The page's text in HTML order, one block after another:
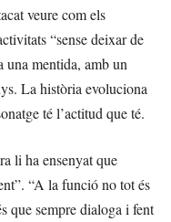
veure com els
“sense deixar de
una mentida, amb un
La història evoluciona
té l’actitud que té.
li ha ensenyat que
“A la funció no tot és
que sempre dialoga i fent